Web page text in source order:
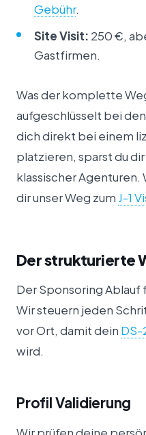
Gebühr.
Site Visit: 250 €,
Gastfirmen.
Was der komplette
aufgeschlüsselt bei den
dich direkt bei einem
platzieren, sparst du
klassischer Agenturen.
dir unser Weg zum J-1
Der strukturierte
Der Sponsoring
Wir steuern jeden
vor Ort, damit dein DS-
wird.
Profil Validierung